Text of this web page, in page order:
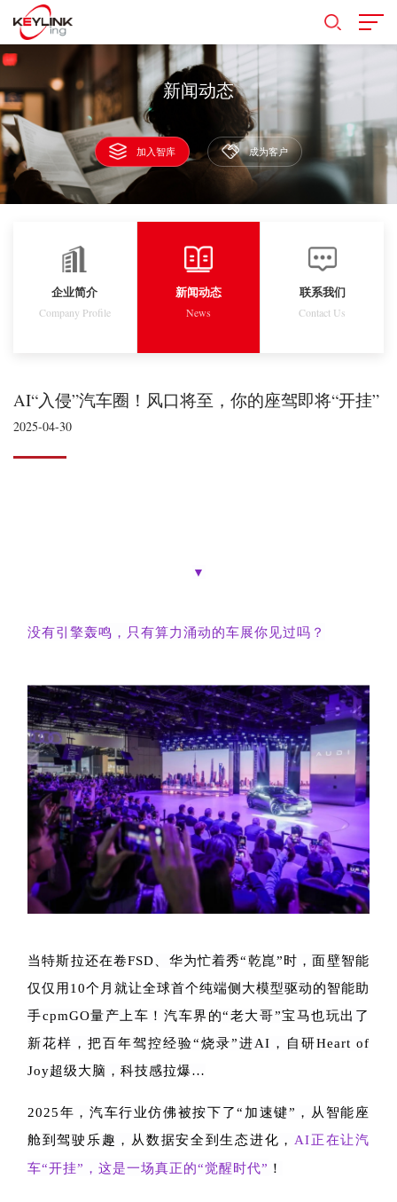
新闻动态
加入智库 成为客户
企业简介
Company Profile
新闻动态
News
联系我们
Contact Us
AI“入侵”汽车圈！风口将至，你的座驾即将“开挂”
2025-04-30
▼
没有引擎轰鸣，只有算力涌动的车展你见过吗？
当特斯拉还在卷FSD 、华为忙着秀“乾崑”时，面壁智能
仅仅用 10个月就让全球首个纯端侧大模型驱动的智能助
手cpmGO量产上车！汽车界的“老大哥”宝马也玩出了
新花样，把百年驾控经验“烧录”进AI ，自研Heart of
Joy超级大脑，科技感拉爆…
2025年，汽车行业仿佛被按下了“加速键”，从智能座
舱到驾驶乐趣，从数据安全到生态进化， AI正在让汽
车“开挂” ，这是一场真正的“觉醒时代” ！